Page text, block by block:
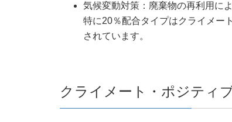
気候変動対策：廃棄物の再利用に
特に20％配合タイプはクライメー
されています。
クライメート・ポジティ